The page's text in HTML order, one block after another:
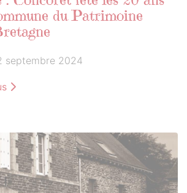
du Patrimoine
septembre 2024